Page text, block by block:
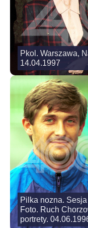
Pkol. Warszawa,
14.04.1997
Pilka nozna. Sesja
Foto. Ruch
portrety.